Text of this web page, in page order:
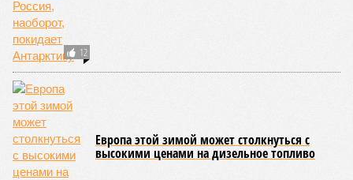
Когда земля – дыбом
Но это дела давно минувших дней. А что нам ждать в
дальнейшем? Авторы энциклопедии A-Z Animals,
основываясь на современных научных исследованиях и
глобальных тенденциях, составили свой список
потенциально самых смертоносных стихийных бедствий,
угрожающих человечеству непосредственно сейчас, в XXI
веке.
«Золото» получили землетрясения. К наиболее